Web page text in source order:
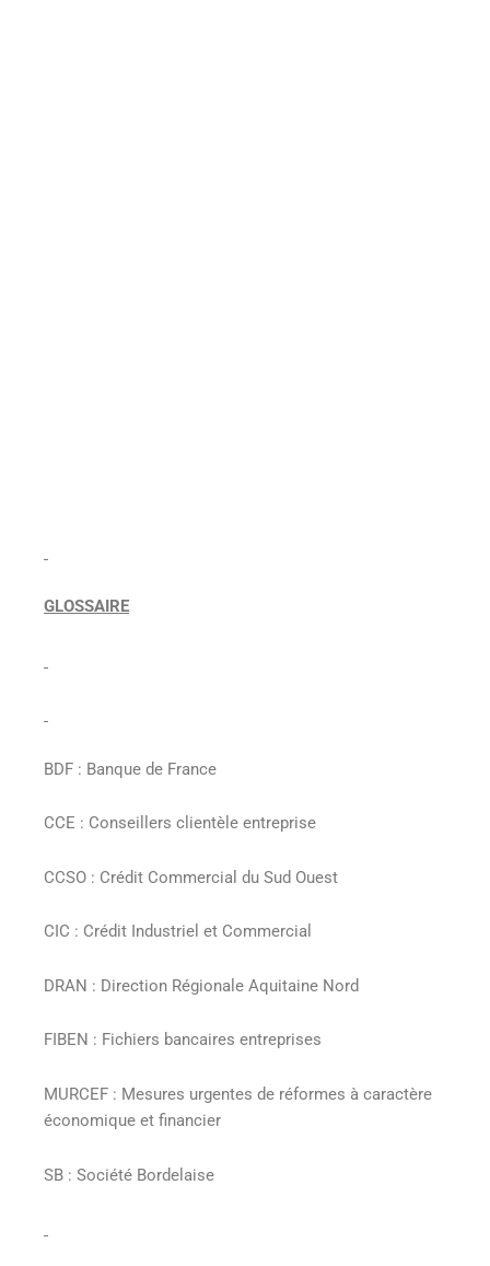
GLOSSAIRE
BDF : Banque de France
CCE : Conseillers clientèle entreprise
CCSO : Crédit Commercial du Sud Ouest
CIC : Crédit Industriel et Commercial
DRAN : Direction Régionale Aquitaine Nord
FIBEN : Fichiers bancaires entreprises
MURCEF : Mesures urgentes de réformes à caractère
économique et financier
SB : Société Bordelaise